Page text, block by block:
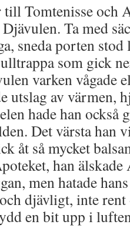
Tomtenisse och
Ta med
sneda porten
som gick
varken vågade
av värmen,
hade han också
Det värsta han
åt så mycket
han
men hatade
djävligt, inte
en bit upp i